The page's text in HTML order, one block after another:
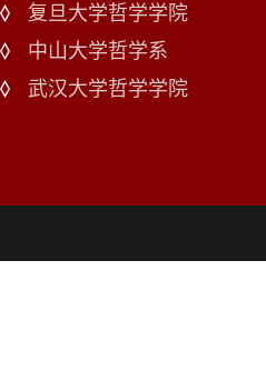
复旦大学哲学学院
中山大学哲学系
武汉大学哲学学院